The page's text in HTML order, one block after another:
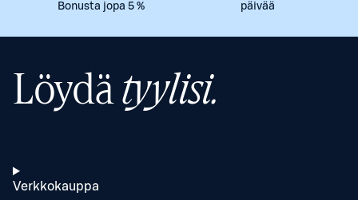
Bonusta jopa 5 %
päivää
Löydätyylisi.
Verkkokauppa